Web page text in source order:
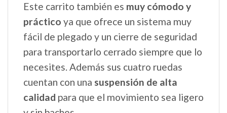
Este carrito también es muy cómodo y
práctico ya que ofrece un sistema muy
fácil de plegado y un cierre de seguridad
para transportarlo cerrado siempre que lo
necesites. Además sus cuatro ruedas
cuentan con una suspensión de alta
calidad para que el movimiento sea ligero